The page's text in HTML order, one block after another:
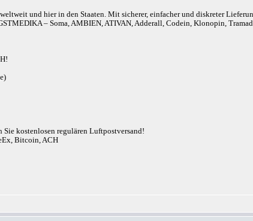
und hier in den Staaten. Mit sicherer, einfacher und diskreter
– Soma, AMBIEN, ATIVAN, Adderall, Codein, Klonopin,
Sie kostenlosen regulären Luftpostversand!
Bitcoin, ACH